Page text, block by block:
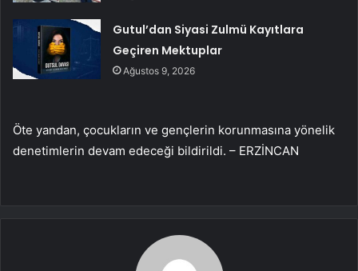
Gutul’dan Siyasi Zulmü Kayıtlara
Geçiren Mektuplar
Ağustos 9, 2026
Öte yandan, çocukların ve gençlerin korunmasına yönelik
denetimlerin devam edeceği bildirildi. – ERZİNCAN